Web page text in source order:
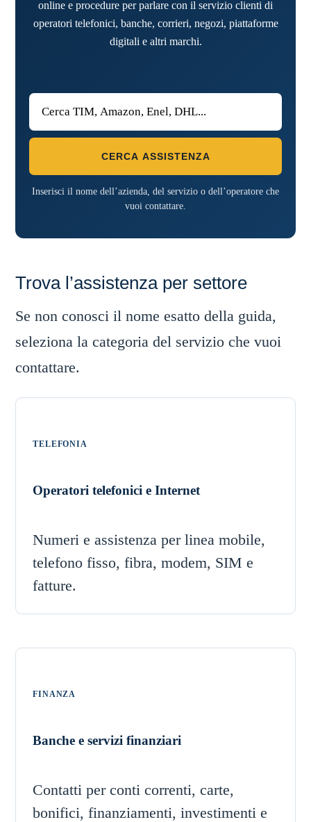
online e procedure per parlare con il servizio clienti di
operatori telefonici, banche, corrieri, negozi, piattaforme
digitali e altri marchi.
CERCA ASSISTENZA
Inserisci il nome dell’azienda, del servizio o dell’operatore che
vuoi contattare.
Trova l’assistenza per settore
Se non conosci il nome esatto della guida,
seleziona la categoria del servizio che vuoi
contattare.
TELEFONIA
Operatori telefonici e Internet
Numeri e assistenza per linea mobile,
telefono fisso, fibra, modem, SIM e
fatture.
FINANZA
Banche e servizi finanziari
Contatti per conti correnti, carte,
bonifici, finanziamenti, investimenti e